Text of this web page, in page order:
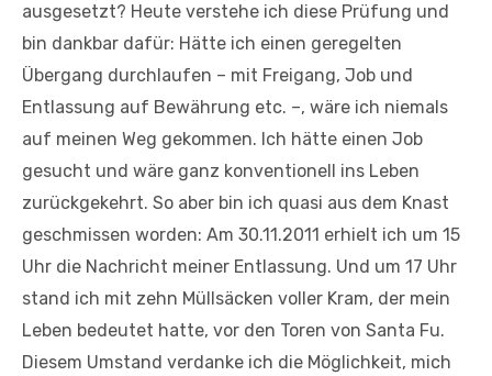
ausgesetzt? Heute verstehe ich diese Prüfung und
bin dankbar dafür: Hätte ich einen geregelten
Übergang durchlaufen – mit Freigang, Job und
Entlassung auf Bewährung etc. –, wäre ich niemals
auf meinen Weg gekommen. Ich hätte einen Job
gesucht und wäre ganz konventionell ins Leben
zurückgekehrt. So aber bin ich quasi aus dem Knast
geschmissen worden: Am 30.11.2011 erhielt ich um 15
Uhr die Nachricht meiner Entlassung. Und um 17 Uhr
stand ich mit zehn Müllsäcken voller Kram, der mein
Leben bedeutet hatte, vor den Toren von Santa Fu.
Diesem Umstand verdanke ich die Möglichkeit, mich